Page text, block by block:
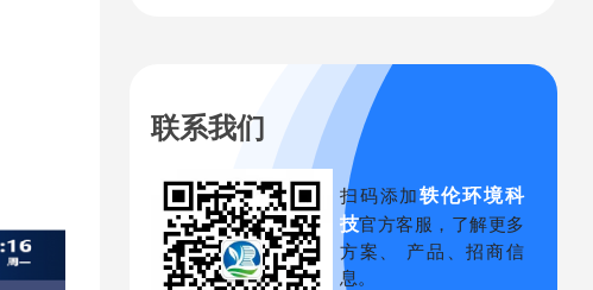
联系我们
扫码添加轶伦环境科
技官方客服，了解更多
方案、 产品、招商信
息。